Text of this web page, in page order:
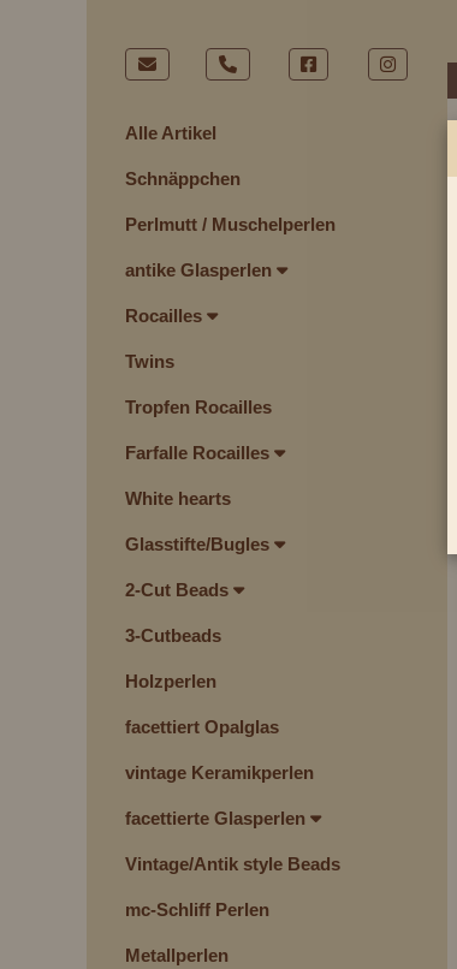
Alle Artikel
Schnäppchen
Perlmutt / Muschelperlen
antike Glasperlen
Rocailles
Twins
Tropfen Rocailles
Farfalle Rocailles
White hearts
Glasstifte/Bugles
2-Cut Beads
3-Cutbeads
Holzperlen
facettiert Opalglas
vintage Keramikperlen
facettierte Glasperlen
Vintage/Antik style Beads
mc-Schliff Perlen
Metallperlen